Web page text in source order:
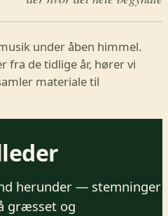
under åben himmel.
fra de tidlige år, hører vi
materiale til
herunder — stemninger
græsset og